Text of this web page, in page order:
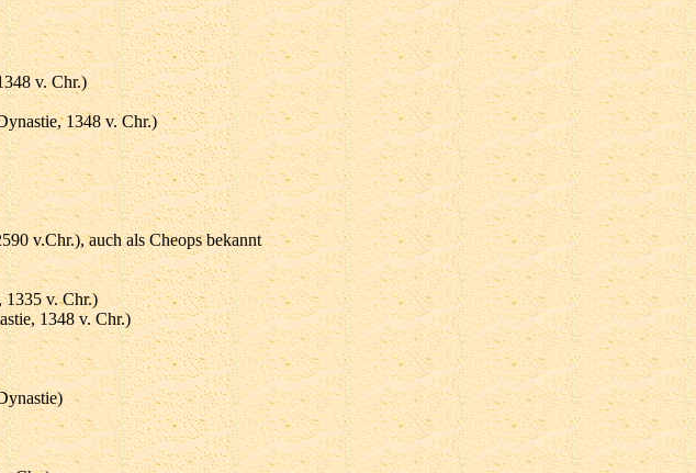
v. Chr.)
1348 v. Chr.)
v.Chr.), auch als Cheops bekannt
1335 v. Chr.)
1348 v. Chr.)